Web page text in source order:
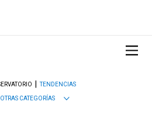
TENDENCIAS
CATEGORÍAS